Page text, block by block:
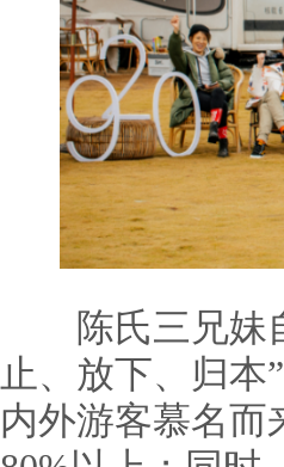
陈氏三兄妹自
止、放下、归本
内外游客慕名而